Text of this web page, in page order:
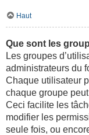
Haut
Que sont les
Les groupes
administrateurs du
Chaque utilisateur
chaque groupe
Ceci facilite les
modifier les
seule fois, ou